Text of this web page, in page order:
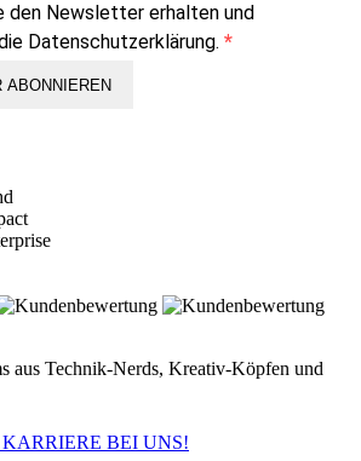
den Newsletter erhalten und
Datenschutzerklärung.
ABONNIEREN
aus Technik-Nerds, Kreativ-Köpfen und
BEI UNS!